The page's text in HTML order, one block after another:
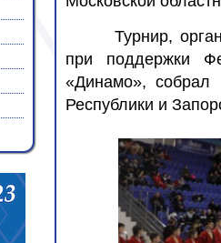
Турнир,
при поддержки
«Динамо», собрал
Республики и